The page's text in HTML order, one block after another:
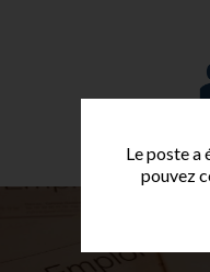
Le poste a
pouvez